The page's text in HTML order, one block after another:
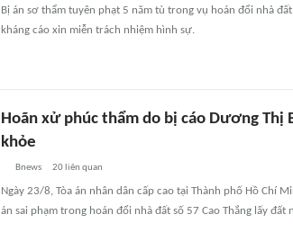
Bị án sơ thẩm tuyên phạt 5 năm tù trong vụ hoán đổi nhà
kháng cáo xin miễn trách nhiệm hình sự.
Hoãn xử phúc thẩm do bị cáo Dương Thị
khỏe
Bnews 20 liên quan
Ngày 23/8, Tòa án nhân dân cấp cao tại Thành phố Hồ Chí
án sai phạm trong hoán đổi nhà đất số 57 Cao Thắng lấy đất